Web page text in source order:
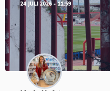
24 JULI 2026 - 11:59